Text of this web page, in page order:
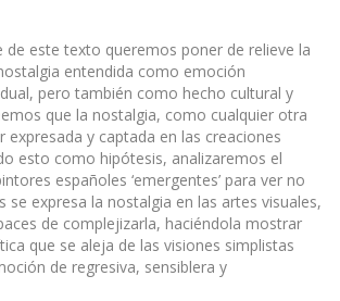
de este texto queremos poner de relieve la
entendida como emoción
pero también como hecho cultural y
que la nostalgia, como cualquier otra
expresada y captada en las creaciones
esto como hipótesis, analizaremos el
españoles ‘emergentes’ para ver no
se expresa la nostalgia en las artes visuales,
de complejizarla, haciéndola mostrar
que se aleja de las visiones simplistas
de regresiva, sensiblera y